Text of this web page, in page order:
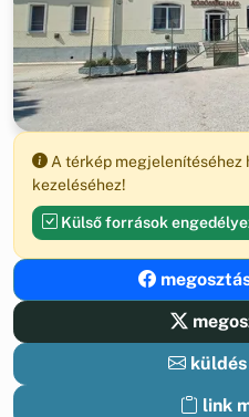
A térkép megjelenítéséhez
kezeléséhez!
Külső források
link